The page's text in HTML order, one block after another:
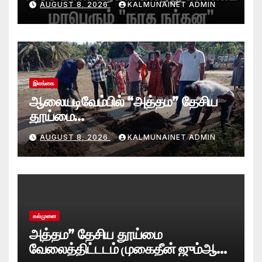
AUGUST 8, 2026 KALMUNAINET ADMIN
இலங்கை
ஆலையடிவேம்பில் “அத்தம” தேசிய
தூய்மை
வேலைத்திட்டம்.:ஆலையடிவேம்பு
பிரதேச செயலகமும் பிரதேச சபையும்
இணைந்து விசேட தூய்மைப் பணி.
AUGUST 8, 2026 KALMUNAINET ADMIN
கல்முனை
அத்தம” தேசிய தூய்மை
வேலைத்திட்டடம் முகைதீன் ஜும்ஆ